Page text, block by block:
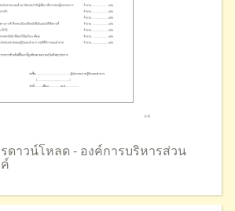
ดาวน์โหลด - องค์การบริหารส่วน